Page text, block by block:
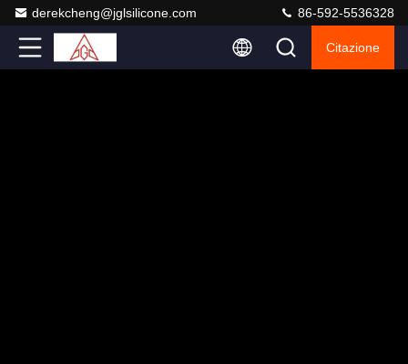
derekcheng@jglsilicone.com 86-592-5536328
Citazione